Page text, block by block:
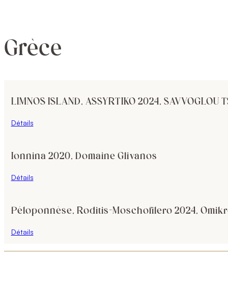
Grèce
LIMNOS ISLAND, ASSYRTIKO 2024, SAVVOGLOU
Détails
Ionnina 2020, Domaine Glivanos
Détails
Péloponnèse, Roditis-Moschofilero 2024,
Détails